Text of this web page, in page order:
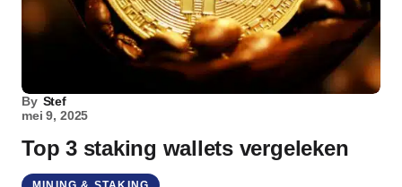
By Stef
mei 9, 2025
Top 3 staking wallets vergeleken